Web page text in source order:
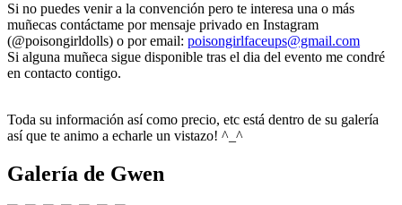
Si no puedes venir a la convención pero te interesa una o más
muñecas contáctame por mensaje privado en Instagram
(@poisongirldolls) o por email: poisongirlfaceups@gmail.com
Si alguna muñeca sigue disponible tras el dia del evento me condré
en contacto contigo.
Toda su información así como precio, etc está dentro de su galería
así que te animo a echarle un vistazo! ^_^
Galería de Gwen